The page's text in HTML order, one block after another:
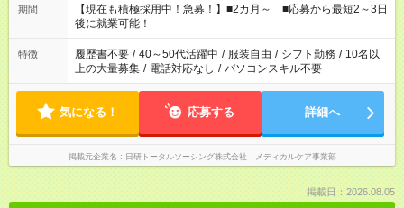
「できれば残業はしたくない」 など、ご希望を教えてください
ね。 ※Wワーク希望の方へ 今ご覧のお仕事で希望する勤務時間
と、もう1つのお仕事の勤務時間。 合計で週40時間を超える場
合は応募できません。
期間
【現在も積極採用中！急募！】■2カ月～ ■応募から最短2～3日
後に就業可能！
特徴 履歴書不要 / 40～50代活躍中 / 服装自由 / シフト勤務 / 10名以
上の大量募集 / 電話対応なし / パソコンスキル不要
気になる！ 応募する 詳細へ
掲載元企業名 日研トータルソーシング株式会社 メディカルケア事業部
掲載日：2026.08.05